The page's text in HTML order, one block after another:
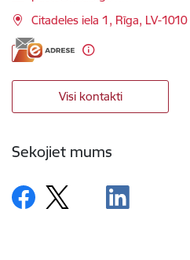
Citadeles iela 1, Rīga, LV-1010
Visi kontakti
Sekojiet mums